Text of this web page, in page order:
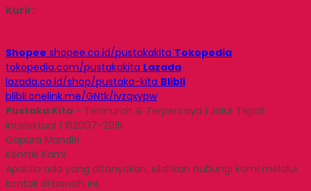
Kurir:
Shopee shopee.co.id/pustakakita Tokopedia
tokopedia.com/pustakakita Lazada
lazada.co.id/shop/pustaka-kita Blibli
blibli.onelink.me/GNtk/ivzqxypw
Pustaka Kita - Termurah & Terpercaya | Jalur Tepat
Intelektual | ©2007-2015
Gapura Mandiri
Kontak Kami
Apabila ada yang ditanyakan, silahkan hubungi kami melalui
kontak di bawah ini.